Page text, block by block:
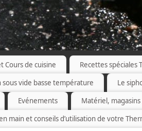
Cours de cuisine Recettes spéciales
sous vide basse température Le
Evénements Matériel,
main et conseils d’utilisation de votre